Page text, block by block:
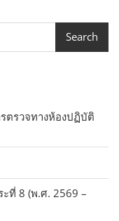
Search
ตรวจทางห้องปฏิบัติ
ที่ 8 (พ.ศ. 2569 –